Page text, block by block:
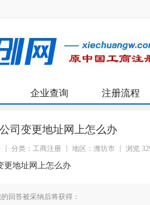
企业查询 注册流程
公司变更地址网上怎么办
分类：工商注册 地区：潍坊市 浏览
更地址网上怎么办
回答被采纳后将获得：